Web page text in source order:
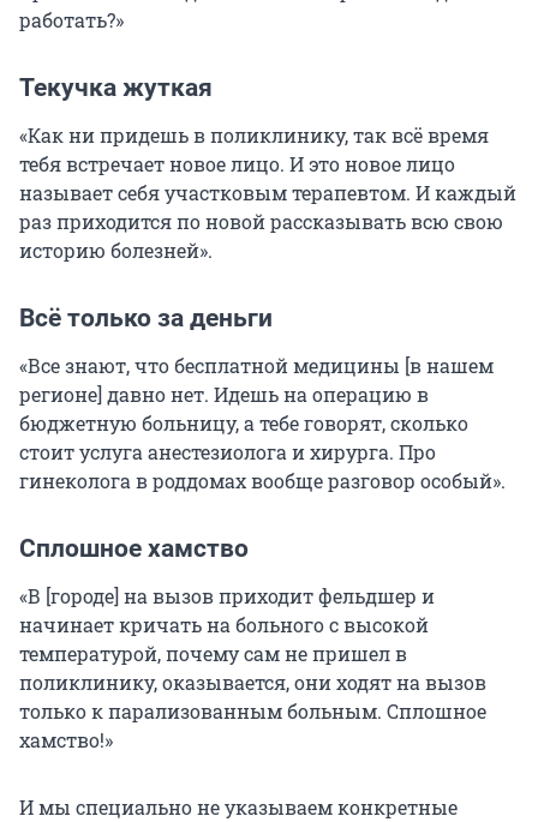
работать?»
Текучка жуткая
«Как ни придешь в поликлинику, так всё время
тебя встречает новое лицо. И это новое лицо
называет себя участковым терапевтом. И каждый
раз приходится по новой рассказывать всю свою
историю болезней».
Всё только за деньги
«Все знают, что бесплатной медицины [в нашем
регионе] давно нет. Идешь на операцию в
бюджетную больницу, а тебе говорят, сколько
стоит услуга анестезиолога и хирурга. Про
гинеколога в роддомах вообще разговор особый».
Сплошное хамство
«В [городе] на вызов приходит фельдшер и
начинает кричать на больного с высокой
температурой, почему сам не пришел в
поликлинику, оказывается, они ходят на вызов
только к парализованным больным. Сплошное
хамство!»
И мы специально не указываем конкретные